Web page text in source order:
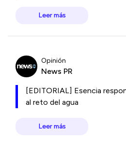
Leer más
Opinión
News PR
[EDITORIAL] Esencia
al reto del agua
Leer más